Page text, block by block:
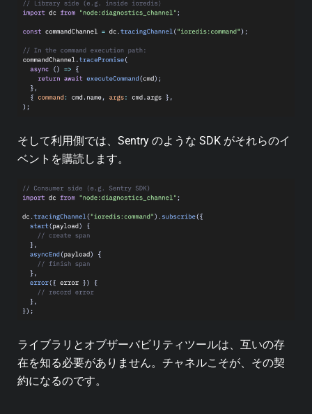
そして利用側では、Sentry のような SDK がそれらのイ
ベントを購読します。
ライブラリとオブザーバビリティツールは、互いの存
在を知る必要がありません。チャネルこそが、その契
約になるのです。